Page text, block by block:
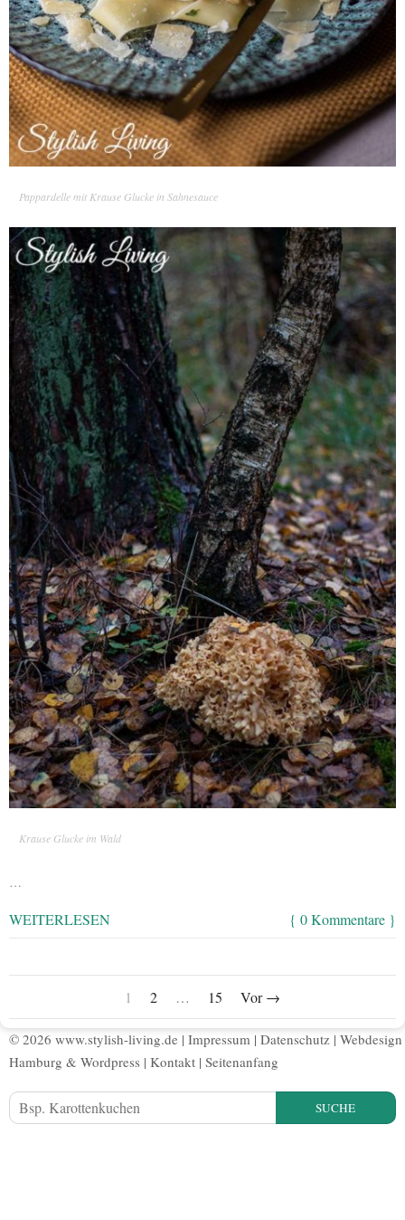
Pappardelle mit Krause Glucke in Sahnesauce
Krause Glucke im Wald
…
WEITERLESEN { 0 Kommentare }
1 2 … 15 Vor →
© 2026 www.stylish-living.de | Impressum | Datenschutz | Webdesign
Hamburg & Wordpress | Kontakt | Seitenanfang
SUCHE